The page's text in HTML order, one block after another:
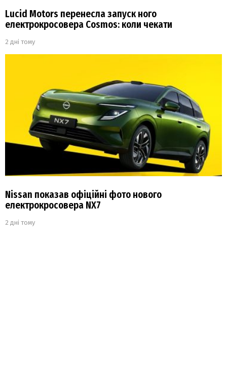
Lucid Motors перенесла запуск ного
електрокросовера Cosmos: коли чекати
2 дні тому
Nissan показав офіційні фото нового
електрокросовера NX7
2 дні тому